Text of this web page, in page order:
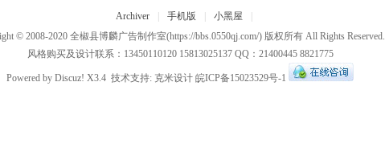
Archiver 手机版 小黑屋
© 2008-2020 全椒县博麟广告制作室(https://bbs.0550qj.com/) 版权所有 All Rights Reserved.
风格购买及设计联系：13450110120 15813025137 QQ：21400445 8821775
Powered by Discuz! X3.4 技术支持: 克米设计 皖ICP备15023529号-1